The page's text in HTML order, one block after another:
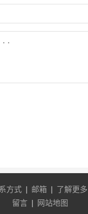
方式 邮箱 了解更多
留言
网站地图